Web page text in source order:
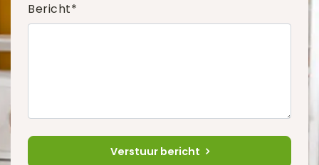
Bericht*
Verstuur bericht